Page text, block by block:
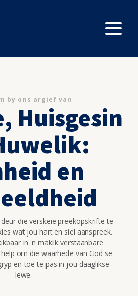
by ons argief van
Huisgesin
en
die verskeie preekopskrifte te
wat jou hart en siel aanspreek.
in 'n maklik verstaanbare
om die waarhede van God se
en toe te pas in jou daaglikse
lewe.